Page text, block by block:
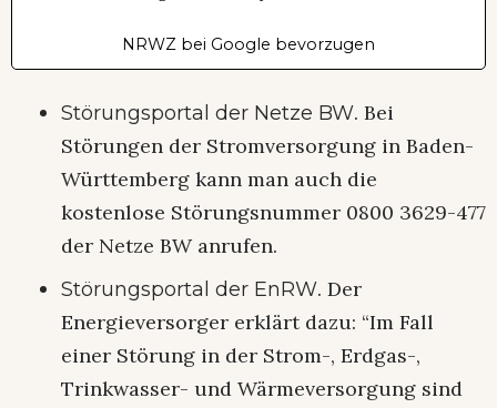
NRWZ bei Google bevorzugen
Störungsportal der Netze BW. Bei
Störungen der Stromversorgung in Baden-
Württemberg kann man auch die
kostenlose Störungsnummer 0800 3629-477
der Netze BW anrufen.
Störungsportal der EnRW. Der
Energieversorger erklärt dazu: “Im Fall
einer Störung in der Strom-, Erdgas-,
Trinkwasser- und Wärmeversorgung sind